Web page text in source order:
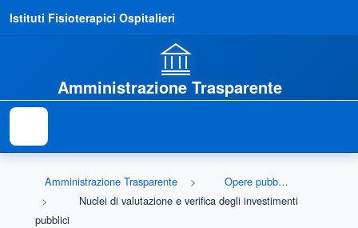
Istituti Fisioterapici Ospitalieri
Amministrazione Trasparente
Amministrazione Trasparente
Opere pubbliche
Nuclei di valutazione e verifica degli investimenti
pubblici